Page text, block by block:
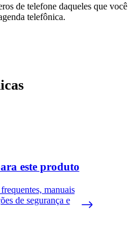
de telefone daqueles que você
telefônica.
este produto
manuais
de segurança e